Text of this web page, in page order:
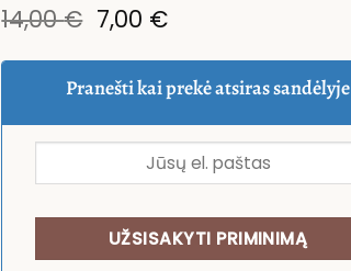
14,00€ Original
price
was:
14,00 €.
7,00 €Current
is:
7,00 €.
Pranešti kai prekė atsiras sandėlyje